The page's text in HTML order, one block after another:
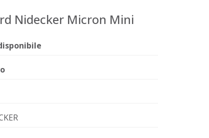
Nidecker Micron Mini